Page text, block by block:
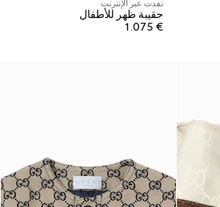
نفدت عبر الإنترنت
حقيبة ظهر للأطفال
€ 1.075